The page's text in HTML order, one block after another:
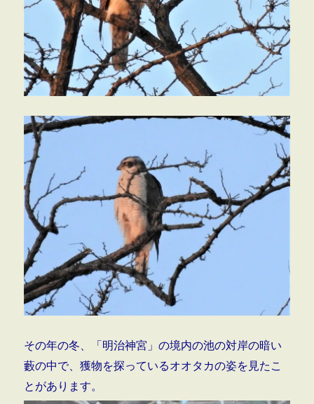
その年の冬、「明治神宮」の境内の池の対岸の暗い
藪の中で、獲物を探っているオオタカの姿を見たこ
とがあります。